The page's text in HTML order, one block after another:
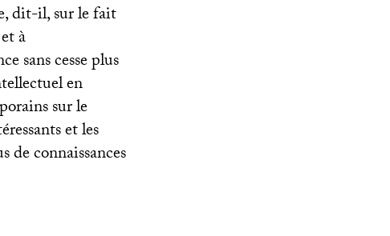
dit-il, sur le fait
à
sans cesse plus
en
sur le
et les
de connaissances